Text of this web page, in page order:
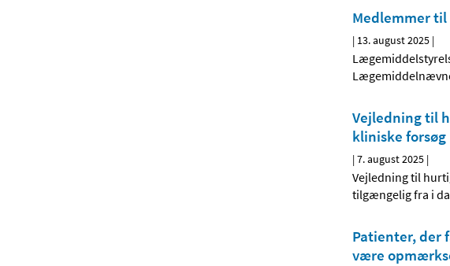
Medlemmer
| 13. august 2025 |
Vejledning til
kliniske forsøg
|7. august 2025 |
Vejledning til
tilgængelig fra i
Patienter, der
være